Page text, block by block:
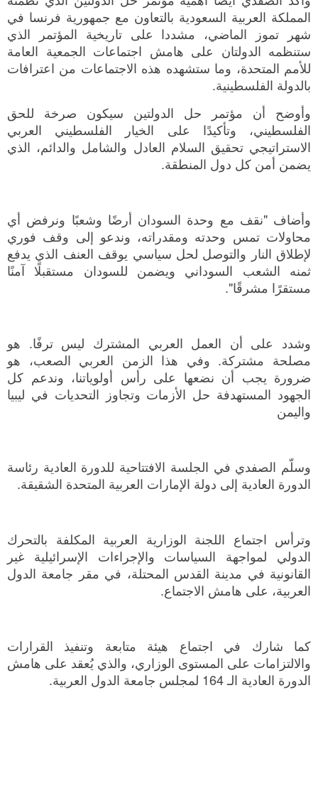
المملكة العربية السعودية بالتعاون مع جمهورية فرنسا في
شهر تموز الماضي، مشددا على تاريخية المؤتمر الذي
ستنظمه الدولتان على هامش اجتماعات الجمعية العامة
للأمم المتحدة، وما ستشهده هذه الاجتماعات من اعترافات
بالدولة الفلسطينية.
وأوضح أن مؤتمر حل الدولتين سيكون صرخة للحق
الفلسطيني، وتأكيدًا على الخيار الفلسطيني العربي
الاستراتيجي تحقيق السلام العادل والشامل والدائم، الذي
يضمن أمن كل دول المنطقة.
وأضاف "نقف مع وحدة السودان أرضًا وشعبًا ونرفض أي
محاولات تمس وحدته ومقدراته، وندعو إلى وقف فوري
لإطلاق النار والتوصل لحل سياسي يوقف العنف الذي يدفع
ثمنه الشعب السوداني ويضمن للسودان مستقبلًا آمنًا
مستقرًا مشرقًا".
وشدد على أن العمل العربي المشترك ليس ترفًا. هو
مصلحة مشتركة. وفي هذا الزمن العربي الصعب، هو
ضرورة يجب أن نضعها على رأس أولوياتنا، وندعم كل
الجهود المستهدفة حل الأزمات وتجاوز التحديات في ليبيا
واليمن
وسلّم الصفدي في الجلسة الافتتاحية للدورة العادية رئاسة
الدورة العادية إلى دولة الإمارات العربية المتحدة الشقيقة.
وترأس اجتماع اللجنة الوزارية العربية المكلفة بالتحرك
الدولي لمواجهة السياسات والإجراءات الإسرائيلية غير
القانونية في مدينة القدس المحتلة، في مقر جامعة الدول
العربية، على هامش الاجتماع.
كما شارك في اجتماع هيئة متابعة وتنفيذ القرارات
والالتزامات على المستوى الوزاري، والذي يُعقد على هامش
الدورة العادية الـ 164 لمجلس جامعة الدول العربية.